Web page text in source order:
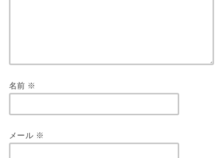
名前 ※
メール ※